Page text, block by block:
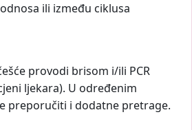
ili između ciklusa
provodi brisom i/ili PCR
ljekara). U određenim
preporučiti i dodatne pretrage.